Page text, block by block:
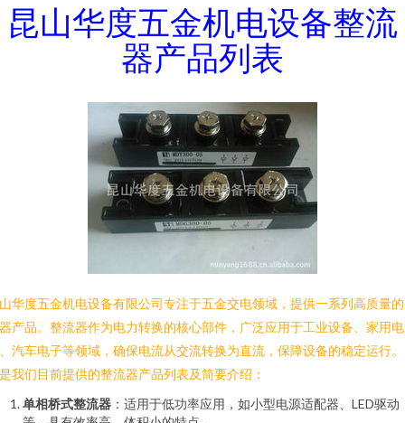
昆山华度五金机电设备整流
器产品列表
华度五金机电设备有限公司专注于五金交电领域，提供一系列高质量
产品。整流器作为电力转换的核心部件，广泛应用于工业设备、家用电
汽车电子等领域，确保电流从交流转换为直流，保障设备的稳定运行
我们目前提供的整流器产品列表及简要介绍：
单相桥式整流器 ：适用于低功率应用，如小型电源适配器、LED驱动